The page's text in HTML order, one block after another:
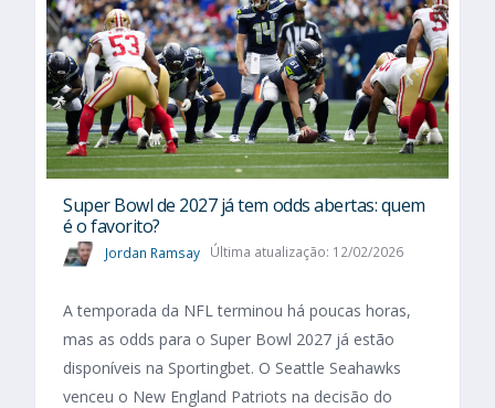
Super Bowl de 2027 já tem odds abertas: quem
é o favorito?
Jordan Ramsay Última atualização: 12/02/2026
A temporada da NFL terminou há poucas horas,
mas as odds para o Super Bowl 2027 já estão
disponíveis na Sportingbet. O Seattle Seahawks
venceu o New England Patriots na decisão do